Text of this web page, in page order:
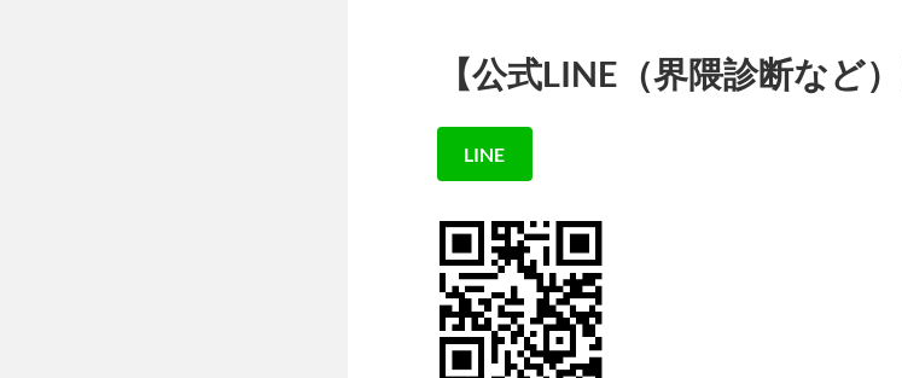
【公式LINE（界隈診断など）
LINE